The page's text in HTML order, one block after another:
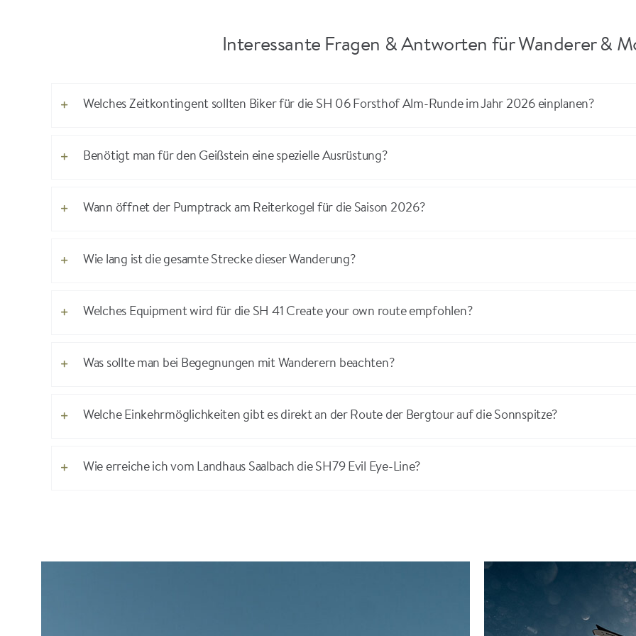
Interessante Fragen & Antworten für Wanderer &
Welches Zeitkontingent sollten Biker für die SH 06 Forsthof Alm-Runde im Jahr 2026 einplanen?
Benötigt man für den Geißstein eine spezielle Ausrüstung?
Wann öffnet der Pumptrack am Reiterkogel für die Saison 2026?
Wie lang ist die gesamte Strecke dieser Wanderung?
Welches Equipment wird für die SH 41 Create your own route empfohlen?
Was sollte man bei Begegnungen mit Wanderern beachten?
Welche Einkehrmöglichkeiten gibt es direkt an der Route der Bergtour auf die Sonnspitze?
Wie erreiche ich vom Landhaus Saalbach die SH79 Evil Eye-Line?